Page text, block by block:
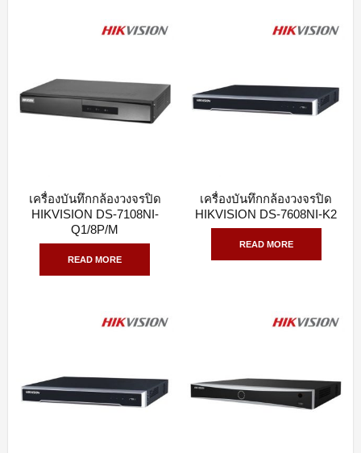
QUICK VIEW
เครื่องบันทึกกล้องวงจรปิด
HIKVISION DS-7108NI-
Q1/8P/M
READ MORE
QUICK VIEW
เครื่องบันทึกกล้องวงจรปิด
HIKVISION DS-7608NI-K2
READ MORE